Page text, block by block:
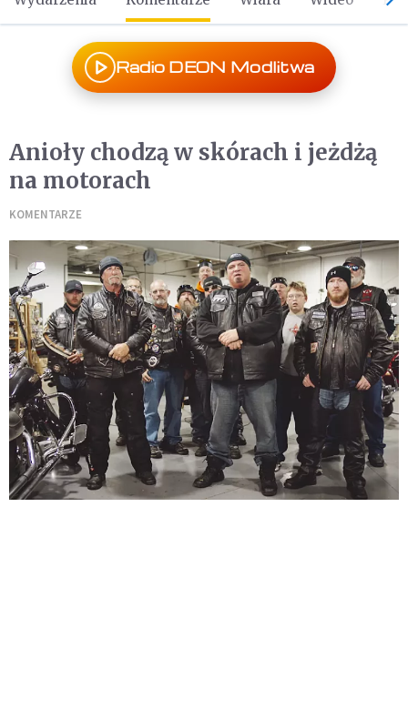
Radio DEON Modlitwa
Anioły chodzą w skórach i jeżdżą
na motorach
KOMENTARZE